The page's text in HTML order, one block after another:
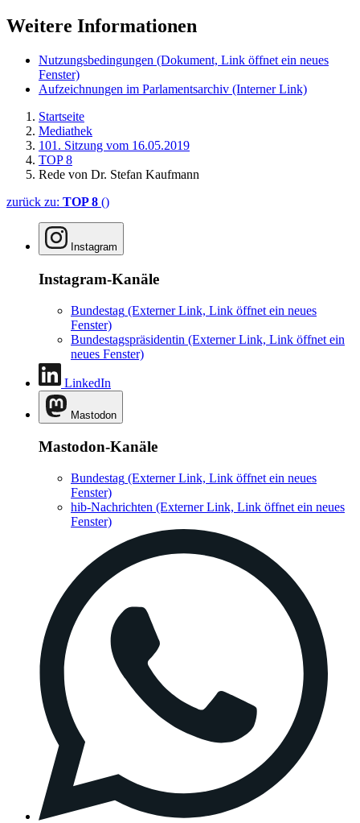
Weitere Informationen
Nutzungsbedingungen (Dokument, Link öffnet ein neues
Fenster)
Aufzeichnungen im Parlamentsarchiv (Interner Link)
Startseite
Mediathek
101. Sitzung vom 16.05.2019
TOP 8
Rede von Dr. Stefan Kaufmann
zurück zu: TOP 8 ()
Instagram
Instagram-Kanäle
Bundestag (Externer Link, Link öffnet ein neues
Fenster)
Bundestagspräsidentin (Externer Link, Link öffnet ein
neues Fenster)
LinkedIn
Mastodon
Mastodon-Kanäle
Bundestag (Externer Link, Link öffnet ein neues
Fenster)
hib-Nachrichten (Externer Link, Link öffnet ein neues
Fenster)